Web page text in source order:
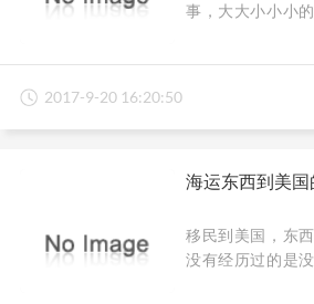
事，大大小小小
2017-9-20 16:20:50
海运东西到美国
移民到美国，东
没有经历过的是